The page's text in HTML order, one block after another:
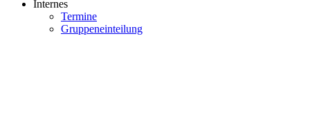
Internes
Termine
Gruppeneinteilung